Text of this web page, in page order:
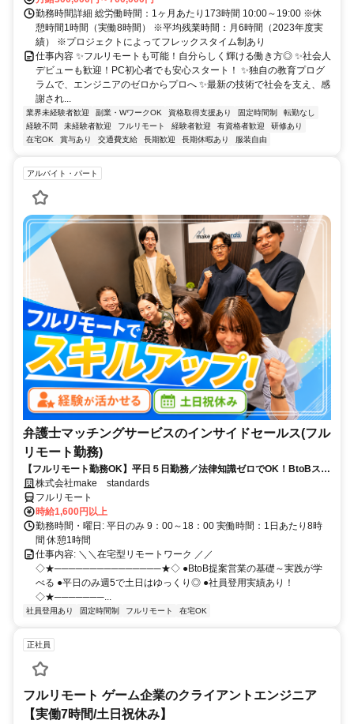
勤務時間詳細 総労働時間：1ヶ月あたり173時間 10:00～19:00 ※休
憩時間1時間（実働8時間） ※平均残業時間：月6時間（2023年度実
績） ※プロジェクトによってフレックスタイム制あり
仕事内容 ✨フルリモートも可能！自分らしく輝ける働き方◎ ✨社会人
デビューも歓迎！PC初心者でも安心スタート！ ✨独自の教育プログ
ラムで、エンジニアのゼロからプロへ ✨最新の技術で社会を支え、感
謝され...
業界未経験者歓迎 副業・WワークOK 資格取得支援あり 固定時間制
転勤なし
経験不問
未経験者歓迎 フルリモート 経験者歓迎 有資格者歓迎
研修あり
在宅OK
賞与あり 交通費支給 長期歓迎 長期休暇あり 服装自由
アルバイト・パート
弁護士マッチングサービスのインサイドセールス(フル
リモート勤務)
【フルリモート勤務OK】平日５日勤務／法律知識ゼロでOK！BtoBスキ
ルが身につく営業職
株式会社make standards
フルリモート
時給1,600円以上
勤務時間・曜日: 平日のみ 9：00～18：00 実働時間：1日あたり8時
間 休憩1時間
仕事内容: ＼＼在宅型リモートワーク ／／
◇★───────────────★◇ ●BtoB提案営業の基礎～実践が学
べる ●平日のみ週5で土日はゆっくり◎ ●社員登用実績あり！
◇★───────...
社員登用あり 固定時間制 フルリモート 在宅OK
正社員
フルリモート ゲーム企業のクライアントエンジニア
【実働7時間/土日祝休み】